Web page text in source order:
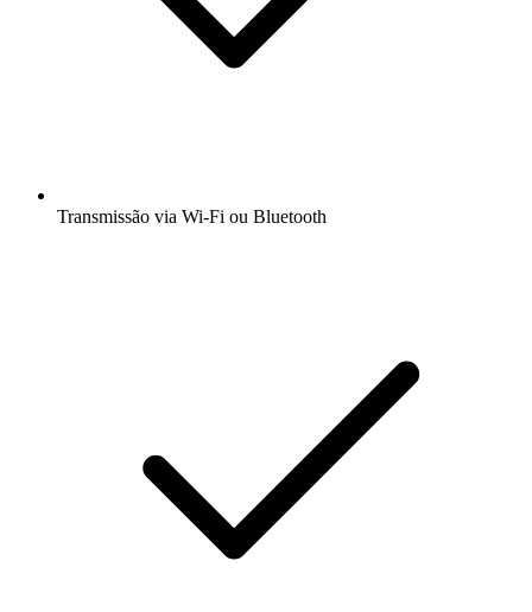
Transmissão via Wi-Fi ou Bluetooth